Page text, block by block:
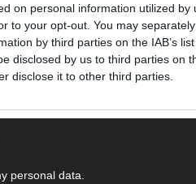
on personal information utilized by
to your opt-out. You may
by third parties on the IAB’s
disclosed by us to third parties on
disclose it to other third parties.
personal data.